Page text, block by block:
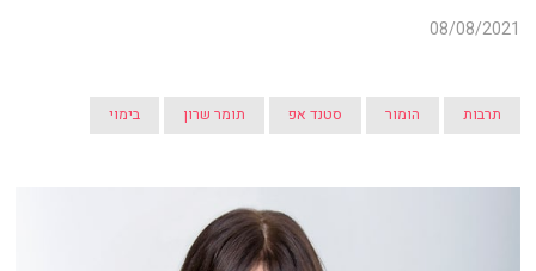
08/08/2021
תרבות הומור סטנד אפ תומר שרון בימוי